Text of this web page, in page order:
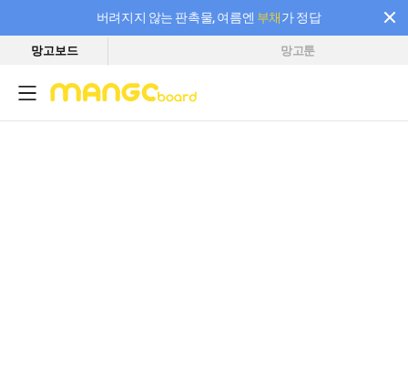
버려지지 않는 판촉물, 여름엔 부채가 정답
필요한 만큼 충전하고 끊김 없이 작업하세요! 새로워진 AI 부스터 요금제
망고보드 망고툰